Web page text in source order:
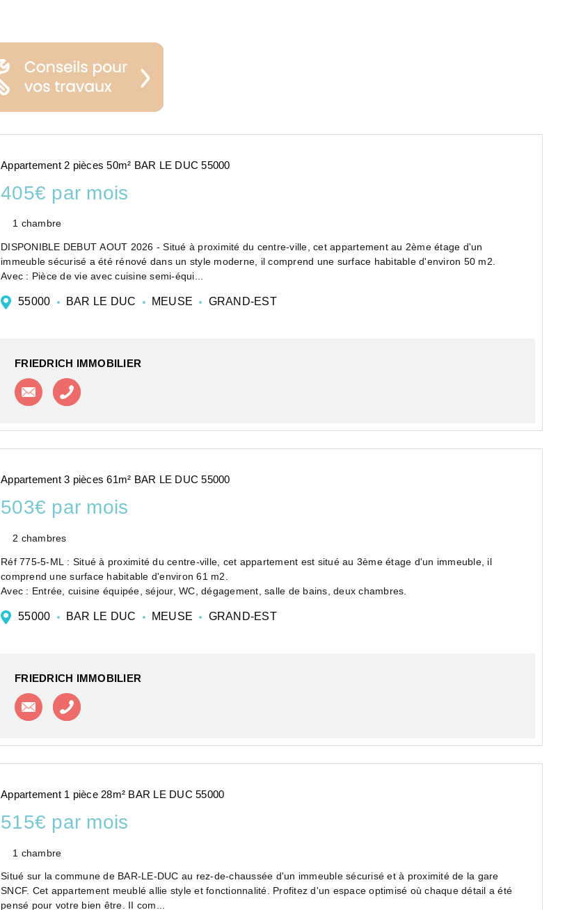
Appartement 2 pièces 50m² BAR LE DUC 55000
405€ par mois
1 chambre
DISPONIBLE DEBUT AOUT 2026 - Situé à proximité du centre-ville, cet appartement au 2ème étage d'un
immeuble sécurisé a été rénové dans un style moderne, il comprend une surface habitable d'environ 50 m2.
Avec : Pièce de vie avec cuisine semi-équi...
55000 BAR LE DUC MEUSE GRAND-EST
FRIEDRICH IMMOBILIER
Contacter l'agence
Appartement 3 pièces 61m² BAR LE DUC 55000
503€ par mois
2 chambres
Réf 775-5-ML : Situé à proximité du centre-ville, cet appartement est situé au 3ème étage d'un immeuble, il
comprend une surface habitable d'environ 61 m2.
Avec : Entrée, cuisine équipée, séjour, WC, dégagement, salle de bains, deux chambres.
55000 BAR LE DUC MEUSE GRAND-EST
FRIEDRICH IMMOBILIER
Contacter l'agence
Appartement 1 pièce 28m² BAR LE DUC 55000
515€ par mois
1 chambre
Situé sur la commune de BAR-LE-DUC au rez-de-chaussée d'un immeuble sécurisé et à proximité de la gare
SNCF. Cet appartement meublé allie style et fonctionnalité. Profitez d'un espace optimisé où chaque détail a été
pensé pour votre bien être. II com...